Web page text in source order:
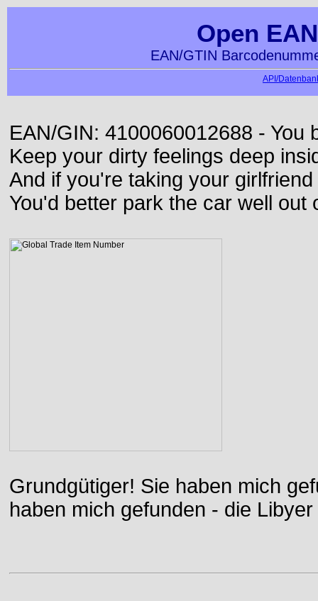
Open
EAN/GTIN
API/
EAN/GIN: 4100060012688 - You
Keep your dirty feelings deep
And if you're taking your
You'd better park the car well out
Grundgütiger! Sie haben mich
haben mich gefunden - die